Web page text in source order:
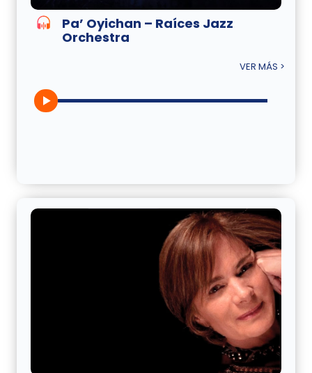
Pa’ Oyichan – Raíces Jazz
Orchestra
VER MÁS >